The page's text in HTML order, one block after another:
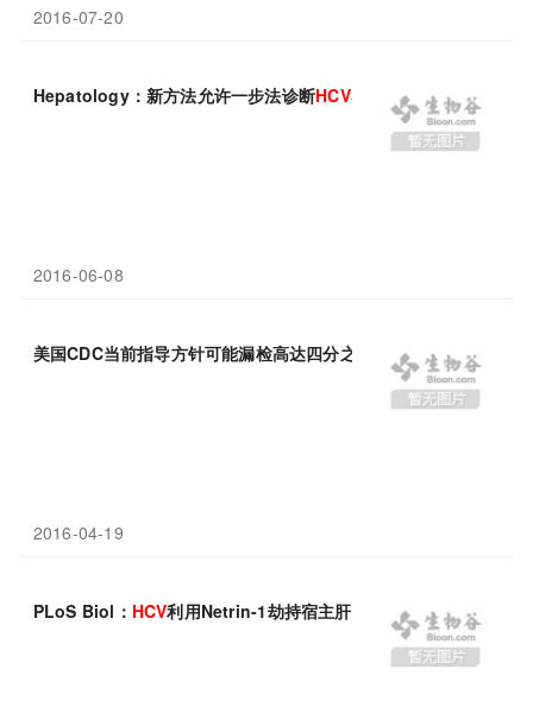
2016-07-20
Hepatology：新方法允许一步法诊断HCV感染
2016-06-08
美国CDC当前指导方针可能漏检高达四分之一的 HCV 感染病例
2016-04-19
PLoS Biol： HCV利用Netrin-1劫持宿主肝细胞